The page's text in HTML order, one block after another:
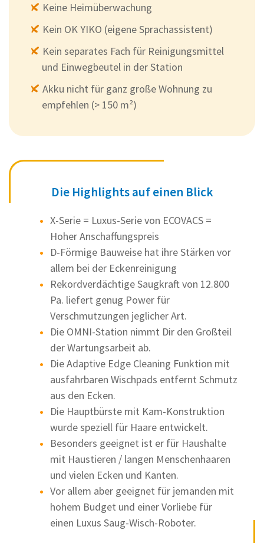
Keine Heimüberwachung
Kein OK YIKO (eigene Sprachassistent)
Kein separates Fach für Reinigungsmittel
und Einwegbeutel in der Station
Akku nicht für ganz große Wohnung zu
empfehlen (> 150 m²)
Die Highlights auf einen Blick
X-Serie = Luxus-Serie von ECOVACS =
Hoher Anschaffungspreis
D-Förmige Bauweise hat ihre Stärken vor
allem bei der Eckenreinigung
Rekordverdächtige Saugkraft von 12.800
Pa. liefert genug Power für
Verschmutzungen jeglicher Art.
Die OMNI-Station nimmt Dir den Großteil
der Wartungsarbeit ab.
Die Adaptive Edge Cleaning Funktion mit
ausfahrbaren Wischpads entfernt Schmutz
aus den Ecken.
Die Hauptbürste mit Kam-Konstruktion
wurde speziell für Haare entwickelt.
Besonders geeignet ist er für Haushalte
mit Haustieren / langen Menschenhaaren
und vielen Ecken und Kanten.
Vor allem aber geeignet für jemanden mit
hohem Budget und einer Vorliebe für
einen Luxus Saug-Wisch-Roboter.